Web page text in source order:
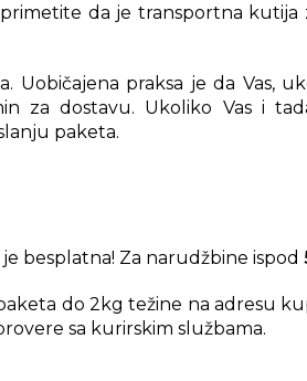
da je transportna
praksa je da Vas,
za dostavu. Ukoliko Vas i
paketa.
je besplatna! Za narudžbine ispod
do 2kg težine na adresu
sa kurirskim službama.